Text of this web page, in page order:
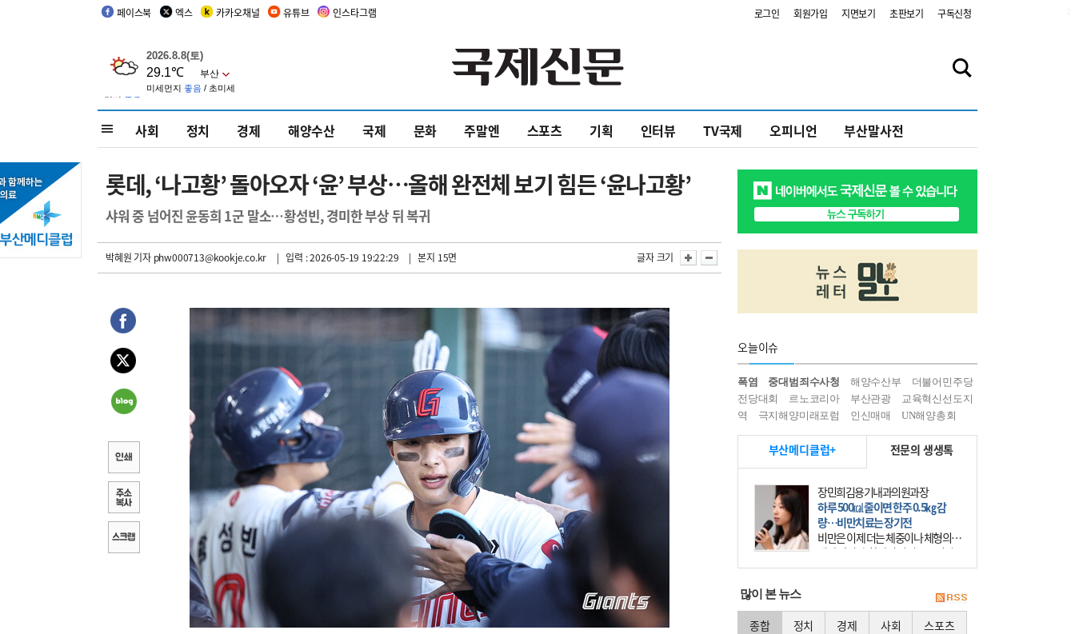
페이스북 엑스 카카오채널 유튜브 인스타그램 로그인 회원가입 지면보기 초판보기 구독신청
사회 정치 경제 해양수산 국제 문화 주말엔 스포츠 기획 인터뷰 TV국제 오피니언 부산말사전
롯데, ‘나고황’ 돌아오자 ‘윤’ 부상…올해 완전체 보기 힘든 ‘윤나고황’
샤워 중 넘어진 윤동희 1군 말소…황성빈, 경미한 부상 뒤 복귀
박혜원 기자phw000713@kookje.co.kr | 입력 : 2026-05-19 19:22:29 | 본지 15면 글자 크기
오늘이슈
폭염 중대범죄수사청 해양수산부
더불어민주당
전당대회
르노코리아 부산관광
교육혁신선도지
역
극지해양미래포럼 인신매매 UN해양총회
부산메디클럽+ 전문의 생생톡
장민희김용기내과의원과장
하루 500㎉ 줄이면 한주 0.5㎏ 감
량…비만치료는 장기전
비만은 이제 더는 체중이나 체형의 문
제가 아니다. 하나의 질병으로 인지
하고 치료와 관리를 해야 한다. 세계
많이 본 뉴스
종합 정치 경제 사회 스포츠